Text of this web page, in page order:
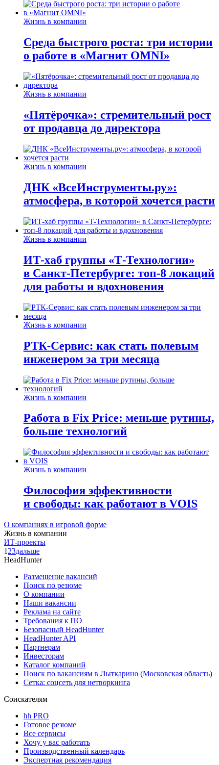
Жизнь в компании
Среда быстрого роста: три истории
о работе в «Магнит OMNI»
Жизнь в компании
«Пятёрочка»: стремительный рост
от продавца до директора
Жизнь в компании
ДНК «ВсеИнструменты.ру»:
атмосфера, в которой хочется расти
Жизнь в компании
ИТ-хаб группы «Т-Технологии»
в Санкт-Петербурге: топ-8 локаций
для работы и вдохновения
Жизнь в компании
РТК-Сервис: как стать полевым
инженером за три месяца
Жизнь в компании
Работа в Fix Price: меньше рутины,
больше технологий
Жизнь в компании
Философия эффективности
и свободы: как работают в VOIS
О компаниях в игровой форме
Жизнь в компании
ИТ-проекты
1 23дальше
HeadHunter
Размещение вакансий
Поиск по резюме
О компании
Наши вакансии
Реклама на сайте
Требования к ПО
Безопасный HeadHunter
HeadHunter API
Партнерам
Инвесторам
Каталог компаний
Поиск по вакансиям в Лыткарино (Московская область)
Сетка: соцсеть для нетворкинга
Соискателям
hh PRO
Готовое резюме
Все сервисы
Хочу у вас работать
Производственный календарь
Экспертная рекомендация